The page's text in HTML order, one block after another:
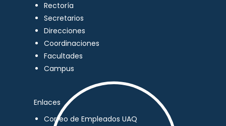
Rectoría
Secretarios
Direcciones
Coordinaciones
Facultades
Campus
Enlaces
Correo de Empleados UAQ